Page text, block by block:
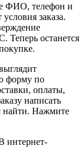
ФИО, телефон и
заказа.
Теперь останется
форму по
оплаты,
написать
найти. Нажмите
интернет-